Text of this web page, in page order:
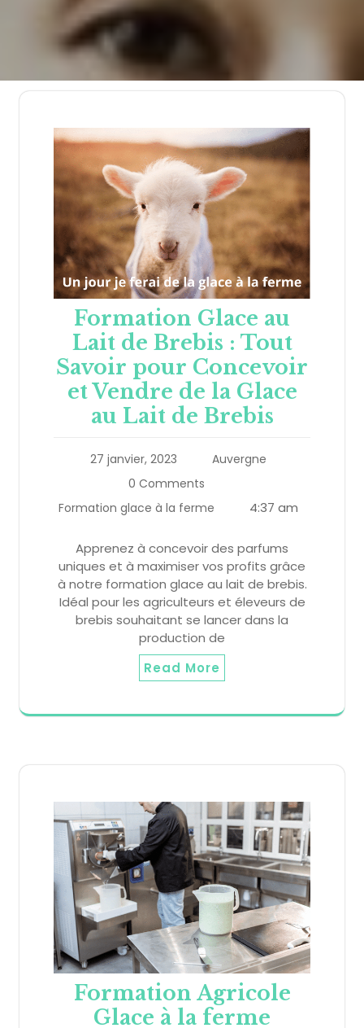
Formation Glace au
Lait de Brebis : Tout
Savoir pour Concevoir
et Vendre de la Glace
au Lait de Brebis
27 janvier, 2023
Auvergne
0 Comments
Formation glace à la ferme
4:37 am
Apprenez à concevoir des parfums
uniques et à maximiser vos profits grâce
à notre formation glace au lait de brebis.
Idéal pour les agriculteurs et éleveurs de
brebis souhaitant se lancer dans la
production de
Read More
Formation Agricole
Glace à la ferme